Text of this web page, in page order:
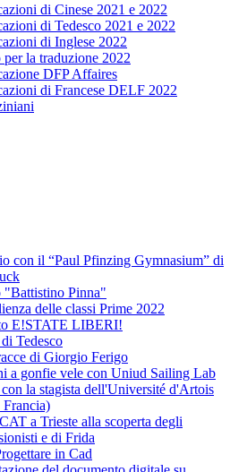
di Cinese 2021 e 2022
di Tedesco 2021 e 2022
di Inglese 2022
per la traduzione 2022
DFP Affaires
di Francese DELF 2022
con il “Paul Pfinzing Gymnasium” di
"Battistino Pinna"
delle classi Prime 2022
E!STATE LIBERI!
Tedesco
di Giorgio Ferigo
a gonfie vele con Uniud Sailing Lab
la stagista dell'Université d'Artois
CAT a Trieste alla scoperta degli
e di Frida
in Cad